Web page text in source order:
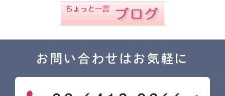
お問い合わせはお気軽に